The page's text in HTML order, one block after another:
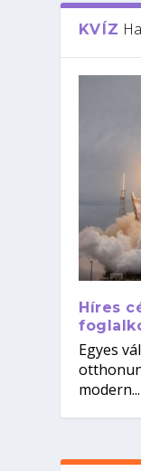
KVÍZ
Híres
Egyes
modern...